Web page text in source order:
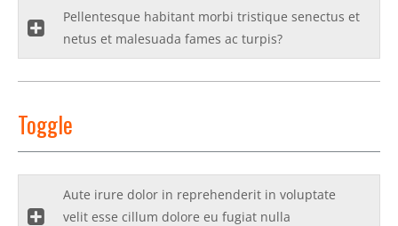
Pellentesque habitant morbi tristique senectus et
netus et malesuada fames ac turpis?
Toggle
Aute irure dolor in reprehenderit in voluptate
velit esse cillum dolore eu fugiat nulla